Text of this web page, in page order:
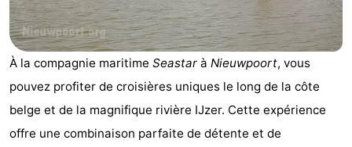
Suites
Nieuwpoort
Holiday
Suites
Westende
Campings
Chambre
d'hôtes
Chaumières
-
À la compagnie maritime Seastar à Nieuwpoort, vous
pouvez profiter de croisières uniques le long de la côte
belge et de la magnifique rivière IJzer. Cette expérience
offre une combinaison parfaite de détente et de